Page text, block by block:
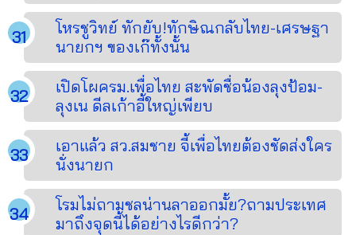
โหรชูวิทย์ ทักยับ!ทักษิณกลับไทย-เศรษฐา
นายกฯ ของเก๊ทั้งนั้น
เปิดโผครม.เพื่อไทย สะพัดชื่อน้องลุงป้อม-
ลุงเน ดีลเก้าอี้ใหญ่เพียบ
เอาแล้ว สว.สมชาย จี้เพื่อไทยต้องชัดส่งใคร
นั่งนายก
โรมไม่ถามชลน่านลาออกมั้ย?ถามประเทศ
มาถึงจุดนี้ได้อย่างไรดีกว่า?